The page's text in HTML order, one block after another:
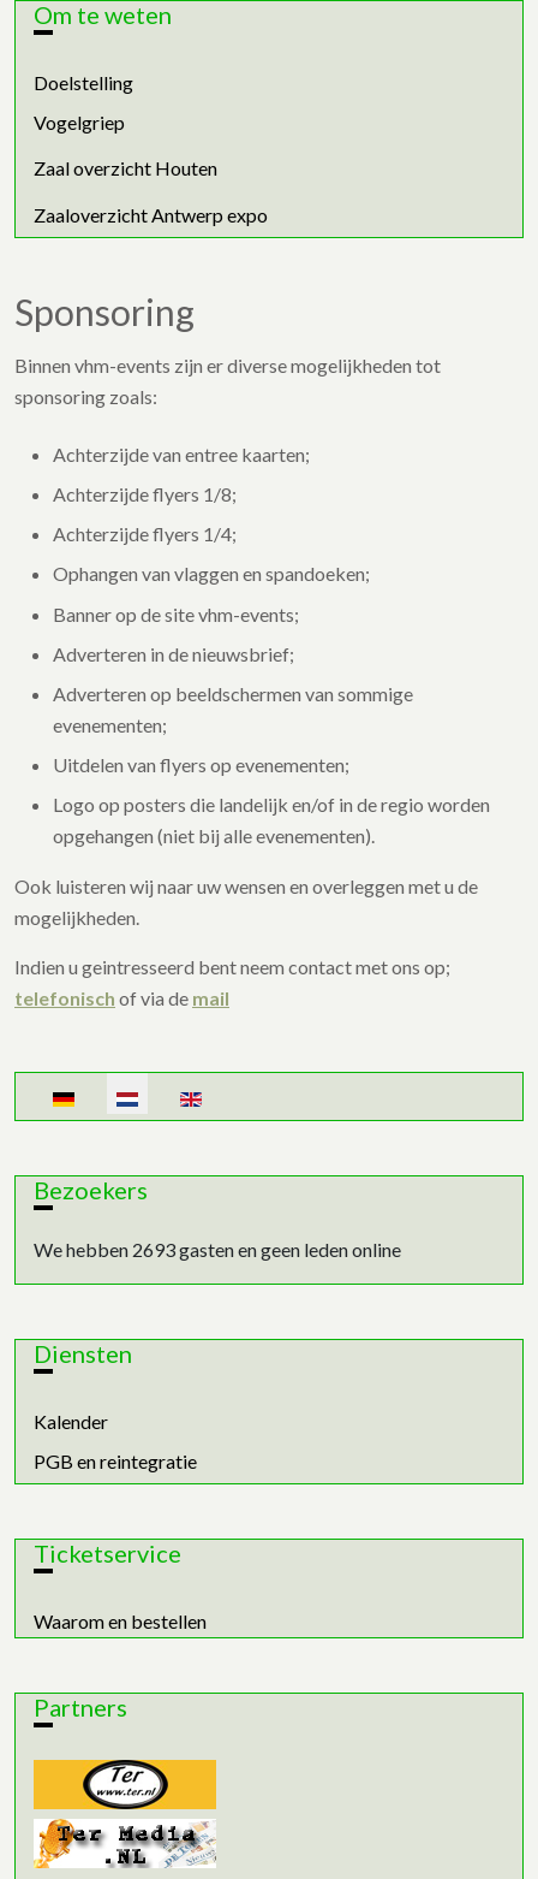
Om te weten
Doelstelling
Vogelgriep
Zaal overzicht Houten
Zaaloverzicht Antwerp expo
Sponsoring
Binnen vhm-events zijn er diverse mogelijkheden tot
sponsoring zoals:
Achterzijde van entree kaarten;
Achterzijde flyers 1/8;
Achterzijde flyers 1/4;
Ophangen van vlaggen en spandoeken;
Banner op de site vhm-events;
Adverteren in de nieuwsbrief;
Adverteren op beeldschermen van sommige
evenementen;
Uitdelen van flyers op evenementen;
Logo op posters die landelijk en/of in de regio worden
opgehangen (niet bij alle evenementen).
Ook luisteren wij naar uw wensen en overleggen met u de
mogelijkheden.
Indien u geintresseerd bent neem contact met ons op;
telefonisch of via de mail
Selecteer de taal
Bezoekers
We hebben 2693 gasten en geen leden online
Diensten
Kalender
PGB en reintegratie
Ticketservice
Waarom en bestellen
Partners